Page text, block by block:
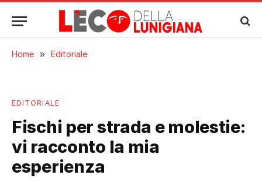
Home » Editoriale
EDITORIALE
Fischi per strada e molestie:
vi racconto la mia
esperienza